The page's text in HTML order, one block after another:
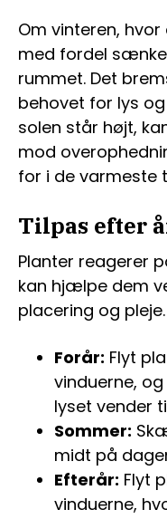
Om vinteren,
med fordel
rummet. Det
behovet for lys
solen står højt,
mod
for i de varmeste
Tilpas efter
Planter reagerer
kan hjælpe dem
placering og pleje.
Forår: Flyt
vinduerne,
lyset vender
Sommer:
midt på
Efterår: Flyt
vinduerne,